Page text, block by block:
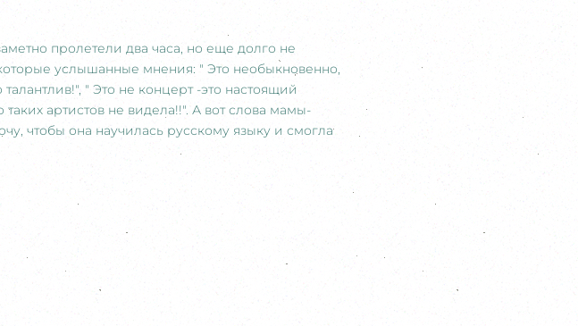
пролетели два часа, но еще долго не
услышанные мнения: " Это необыкновенно,
" Это не концерт -это настоящий
артистов не видела!!". А вот слова мамы-
чтобы она научилась русскому языку и смогла